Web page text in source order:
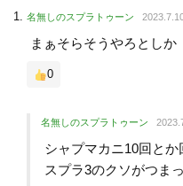
名無しのスプラトゥーン
まぁそらそうやろとしか
0
名無しのスプラトゥーン
シャプマカニ10回とか
スプラ3のクソがつま